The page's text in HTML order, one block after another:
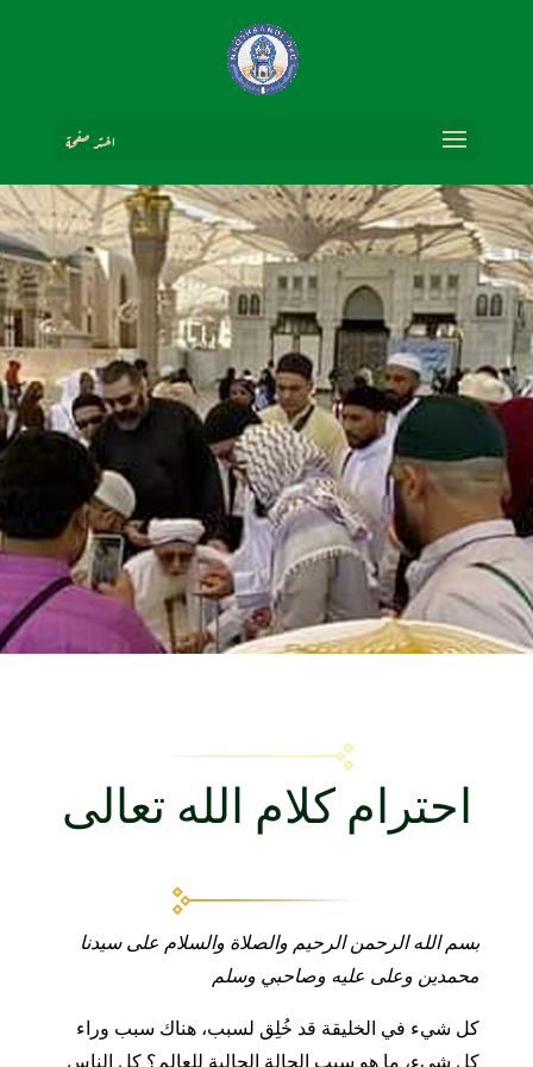
اختر صفحة
احترام كلام الله تعالى
بسم الله الرحمن الرحيم والصلاة والسلام على سيدنا
محمدين وعلى عليه وصاحبي وسلم
كل شيء في الخليقة قد خُلِق لسبب، هناك سبب وراء